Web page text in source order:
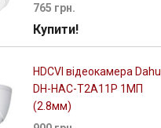
765 грн.
Купити!
HDCVI відеокамера
DH-HAC-T2A11P 1МП
(2.8мм)